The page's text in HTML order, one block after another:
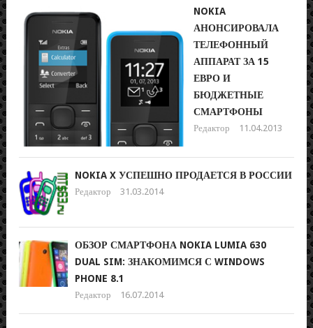
NOKIA
АНОНСИРОВАЛА
ТЕЛЕФОННЫЙ
АППАРАТ ЗА 15
ЕВРО И
БЮДЖЕТНЫЕ
СМАРТФОНЫ
Редактор 11.04.2013
NOKIA X УСПЕШНО ПРОДАЕТСЯ В РОССИИ
Редактор 31.03.2014
ОБЗОР СМАРТФОНА NOKIA LUMIA 630
DUAL SIM: ЗНАКОМИМСЯ С WINDOWS
PHONE 8.1
Редактор 16.07.2014